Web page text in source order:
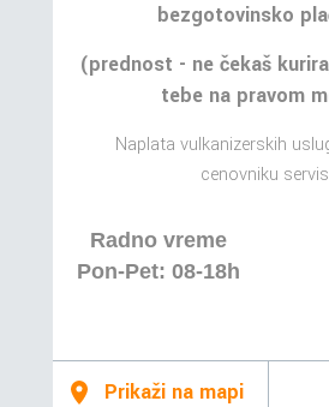
bezgotovinsko
(prednost - ne čekaš
tebe na pravom
Naplata vulkanizerskih
cenovniku
Radno vreme
Pon-Pet: 08-18h
Prikaži na mapi